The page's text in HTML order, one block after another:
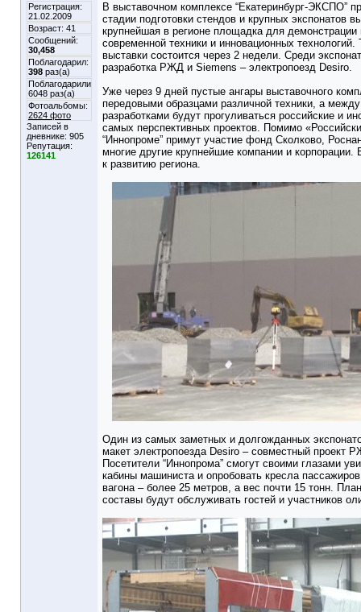
Регистрация:
21.02.2009
Возраст: 41
Сообщений:
30,458
Поблагодарил:
398 раз(а)
Поблагодарили
6048 раз(а)
Фотоальбомы:
2624 фото
Записей в
дневнике: 905
Репутация:
126141
В выставочном комплексе “Екатеринбург-ЭКСПО”
стадии подготовки стендов и крупных экспонатов
крупнейшая в регионе площадка для
современной техники и инновационных технологий.
выставки состоится через 2 недели. Среди
разработка РЖД и Siemens – электропоезд Desiro.
Уже через 9 дней пустые ангары выставочного
передовыми образцами различной техники, а
разработками будут прогуливаться российские и
самых перспективных проектов. Помимо
“Иннопроме” примут участие фонд Сколково,
многие другие крупнейшие компании и
к развитию региона.
Один из самых заметных и долгожданных
макет электропоезда Desiro – совместный
Посетители “Иннопрома” смогут своими глазами
кабины машиниста и опробовать кресла
вагона – более 25 метров, а вес почти 15 тонн.
составы будут обслуживать гостей и участников